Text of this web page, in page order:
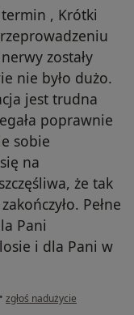
, Krótki
zostały
nie było dużo.
jest trudna
poprawnie
sobie
na
że tak
Pełne
Pani
i dla Pani w
• w opinii użytkownika Maria
zgłoś nadużycie